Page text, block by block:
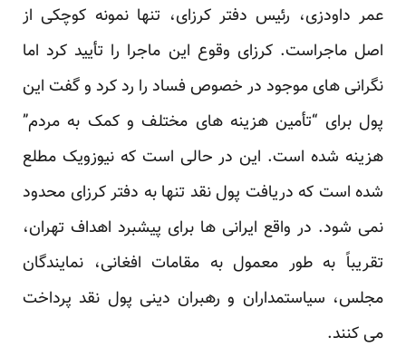
عمر داودزی، رئیس دفتر کرزای، تنها نمونه کوچکی از
اصل ماجراست. کرزای وقوع این ماجرا را تأیید کرد اما
نگرانی های موجود در خصوص فساد را رد کرد و گفت این
پول برای “تأمین هزینه های مختلف و کمک به مردم”
هزینه شده است. این در حالی است که نیوزویک مطلع
شده است که دریافت پول نقد تنها به دفتر کرزای محدود
نمی شود. در واقع ایرانی ها برای پیشبرد اهداف تهران،
تقریباً به طور معمول به مقامات افغانی، نمایندگان
مجلس، سیاستمداران و رهبران دینی پول نقد پرداخت
می کنند.